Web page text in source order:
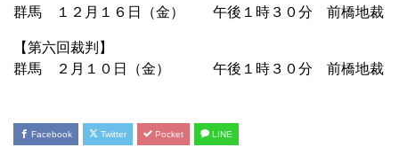
群馬 １２月１６日（金） 午後１時３０分 前橋地裁
【第六回裁判】
群馬 ２月１０日（金） 午後１時３０分 前橋地裁
Facebook Twitter Pocket LINE